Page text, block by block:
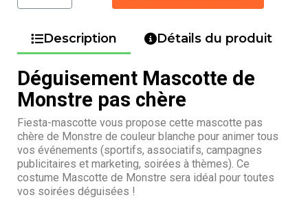
Description Détails du produit
Déguisement Mascotte de
Monstre pas chère
Fiesta-mascotte vous propose cette mascotte pas
chère de Monstre de couleur blanche pour animer tous
vos événements (sportifs, associatifs, campagnes
publicitaires et marketing, soirées à thèmes). Ce
costume Mascotte de Monstre sera idéal pour toutes
vos soirées déguisées !